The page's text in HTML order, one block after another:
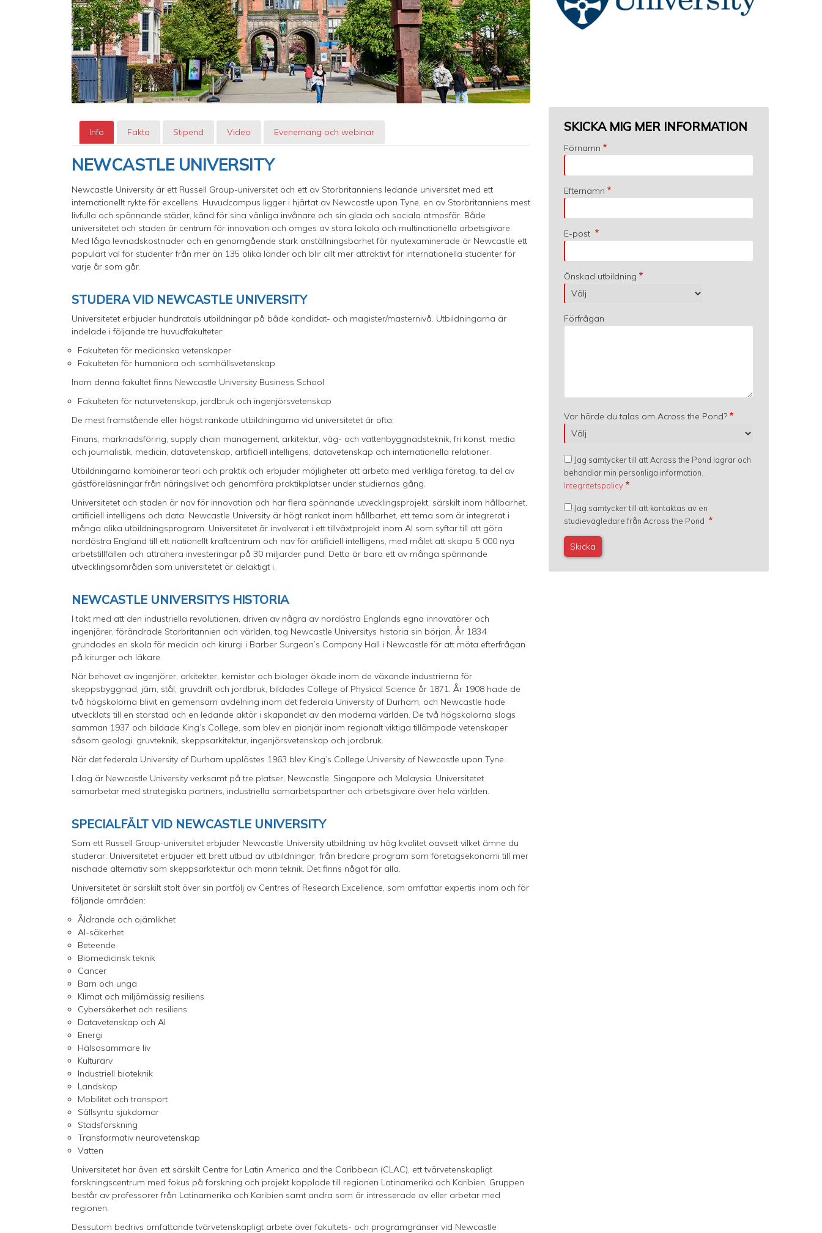
Info Fakta Stipend Video Evenemang och webinar
NEWCASTLE UNIVERSITY
Newcastle University är ett Russell Group-universitet och ett av Storbritanniens ledande universitet med ett
internationellt rykte för excellens. Huvudcampus ligger i hjärtat av Newcastle upon Tyne, en av Storbritanniens mest
livfulla och spännande städer, känd för sina vänliga invånare och sin glada och sociala atmosfär. Både
universitetet och staden är centrum för innovation och omges av stora lokala och multinationella arbetsgivare.
Med låga levnadskostnader och en genomgående stark anställningsbarhet för nyutexaminerade är Newcastle ett
populärt val för studenter från mer än 135 olika länder och blir allt mer attraktivt för internationella studenter för
varje år som går.
STUDERA VID NEWCASTLE UNIVERSITY
Universitetet erbjuder hundratals utbildningar på både kandidat- och magister/masternivå. Utbildningarna är
indelade i följande tre huvudfakulteter:
Fakulteten för medicinska vetenskaper
Fakulteten för humaniora och samhällsvetenskap
Inom denna fakultet finns Newcastle University Business School
Fakulteten för naturvetenskap, jordbruk och ingenjörsvetenskap
De mest framstående eller högst rankade utbildningarna vid universitetet är ofta:
Finans, marknadsföring, supply chain management, arkitektur, väg- och vattenbyggnadsteknik, fri konst, media
och journalistik, medicin, datavetenskap, artificiell intelligens, datavetenskap och internationella relationer.
Utbildningarna kombinerar teori och praktik och erbjuder möjligheter att arbeta med verkliga företag, ta del av
gästföreläsningar från näringslivet och genomföra praktikplatser under studiernas gång.
Universitetet och staden är nav för innovation och har flera spännande utvecklingsprojekt, särskilt inom hållbarhet,
artificiell intelligens och data. Newcastle University är högt rankat inom hållbarhet, ett tema som är integrerat i
många olika utbildningsprogram. Universitetet är involverat i ett tillväxtprojekt inom AI som syftar till att göra
nordöstra England till ett nationellt kraftcentrum och nav för artificiell intelligens, med målet att skapa 5 000 nya
arbetstillfällen och attrahera investeringar på 30 miljarder pund. Detta är bara ett av många spännande
utvecklingsområden som universitetet är delaktigt i.
NEWCASTLE UNIVERSITYS HISTORIA
I takt med att den industriella revolutionen, driven av några av nordöstra Englands egna innovatörer och
ingenjörer, förändrade Storbritannien och världen, tog Newcastle Universitys historia sin början. År 1834
grundades en skola för medicin och kirurgi i Barber Surgeon’s Company Hall i Newcastle för att möta efterfrågan
på kirurger och läkare.
När behovet av ingenjörer, arkitekter, kemister och biologer ökade inom de växande industrierna för
skeppsbyggnad, järn, stål, gruvdrift och jordbruk, bildades College of Physical Science år 1871. År 1908 hade de
två högskolorna blivit en gemensam avdelning inom det federala University of Durham, och Newcastle hade
utvecklats till en storstad och en ledande aktör i skapandet av den moderna världen. De två högskolorna slogs
samman 1937 och bildade King’s College, som blev en pionjär inom regionalt viktiga tillämpade vetenskaper
såsom geologi, gruvteknik, skeppsarkitektur, ingenjörsvetenskap och jordbruk.
När det federala University of Durham upplöstes 1963 blev King’s College University of Newcastle upon Tyne.
I dag är Newcastle University verksamt på tre platser, Newcastle, Singapore och Malaysia. Universitetet
samarbetar med strategiska partners, industriella samarbetspartner och arbetsgivare över hela världen.
SPECIALFÄLT VID NEWCASTLE UNIVERSITY
Som ett Russell Group-universitet erbjuder Newcastle University utbildning av hög kvalitet oavsett vilket ämne du
studerar. Universitetet erbjuder ett brett utbud av utbildningar, från bredare program som företagsekonomi till mer
nischade alternativ som skeppsarkitektur och marin teknik. Det finns något för alla.
Universitetet är särskilt stolt över sin portfölj av Centres of Research Excellence, som omfattar expertis inom och för
följande områden:
Åldrande och ojämlikhet
AI-säkerhet
Beteende
Biomedicinsk teknik
Cancer
Barn och unga
Klimat och miljömässig resiliens
Cybersäkerhet och resiliens
Datavetenskap och AI
Energi
Hälsosammare liv
Kulturarv
Industriell bioteknik
Landskap
Mobilitet och transport
Sällsynta sjukdomar
Stadsforskning
Transformativ neurovetenskap
Vatten
Universitetet har även ett särskilt Centre for Latin America and the Caribbean (CLAC), ett tvärvetenskapligt
forskningscentrum med fokus på forskning och projekt kopplade till regionen Latinamerika och Karibien. Gruppen
består av professorer från Latinamerika och Karibien samt andra som är intresserade av eller arbetar med
regionen.
Dessutom bedrivs omfattande tvärvetenskapligt arbete över fakultets- och programgränser vid Newcastle
SKICKA MIG MER INFORMATION
Förnamn
Efternamn
E-post
Önskad utbildning
Förfrågan
Var hörde du talas om Across the Pond?
Jag samtycker till att Across the Pond lagrar och
behandlar min personliga information.
Integritetspolicy
Jag samtycker till att kontaktas av en
studievägledare från Across the Pond